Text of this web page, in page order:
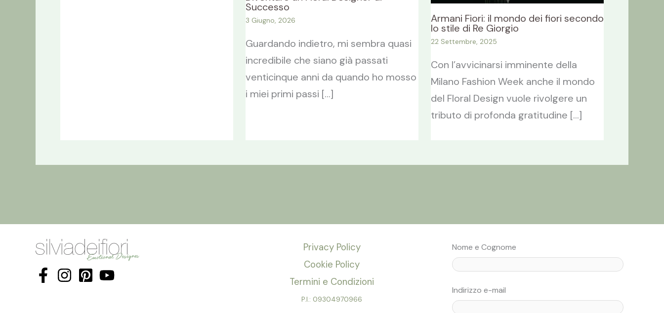
Successo
3 Giugno, 2026
Guardando indietro, mi sembra quasi
incredibile che siano già passati
venticinque anni da quando ho mosso
i miei primi passi […]
Armani Fiori: il mondo dei fiori secondo
lo stile di Re Giorgio
22 Settembre, 2025
Con l’avvicinarsi imminente della
Milano Fashion Week anche il mondo
del Floral Design vuole rivolgere un
tributo di profonda gratitudine […]
Privacy Policy
Cookie Policy
Termini e Condizioni
P.I.: 09304970966
Nome e Cognome
Indirizzo e-mail